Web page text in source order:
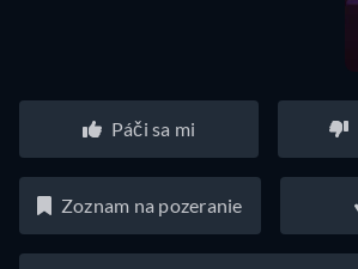
Páči sa mi
Zoznam na pozeranie